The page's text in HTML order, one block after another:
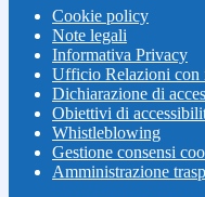
Cookie policy
Note legali
Informativa Privacy
Ufficio Relazioni con
Dichiarazione di
Obiettivi di
Whistleblowing
Gestione consensi
Amministrazione